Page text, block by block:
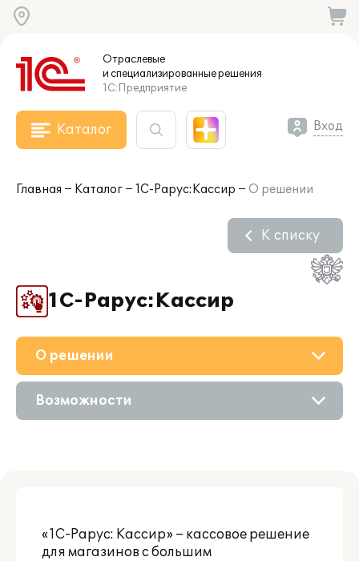
Отраслевые
и специализированныерешения
1С:Предприятие
Каталог Вход
Главная Каталог 1С-Рарус:Кассир О решении
1С-Рарус:Кассир
К списку
О решении
Приобретение
Возможности
«1С-Рарус: Кассир» – кассовое решение
для магазинов с большим